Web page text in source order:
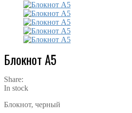
Блокнот А5
Share:
In stock
Блокнот, черный